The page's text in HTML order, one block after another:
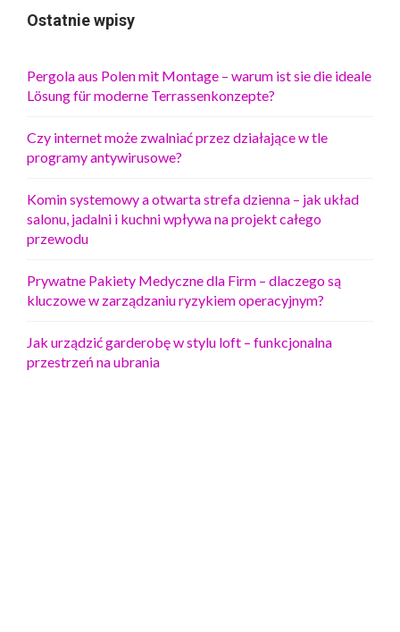
Ostatnie wpisy
Pergola aus Polen mit Montage – warum ist sie die ideale
Lösung für moderne Terrassenkonzepte?
Czy internet może zwalniać przez działające w tle
programy antywirusowe?
Komin systemowy a otwarta strefa dzienna – jak układ
salonu, jadalni i kuchni wpływa na projekt całego
przewodu
Prywatne Pakiety Medyczne dla Firm – dlaczego są
kluczowe w zarządzaniu ryzykiem operacyjnym?
Jak urządzić garderobę w stylu loft – funkcjonalna
przestrzeń na ubrania